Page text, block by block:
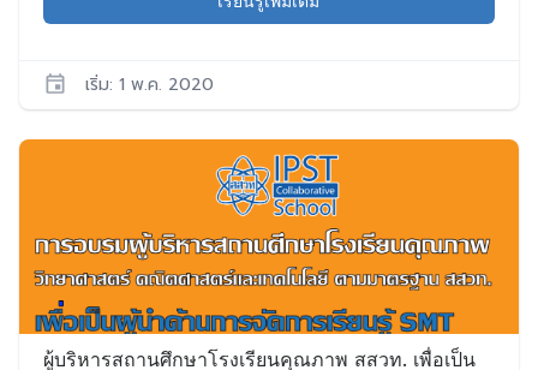
เริ่ม: 1 พ.ค. 2020
IPST
เริ่ม:
1
พ.ค.
2020
ผู้บริหารสถานศึกษาโรงเรียนคุณภาพ สสวท. เพื่อเป็น